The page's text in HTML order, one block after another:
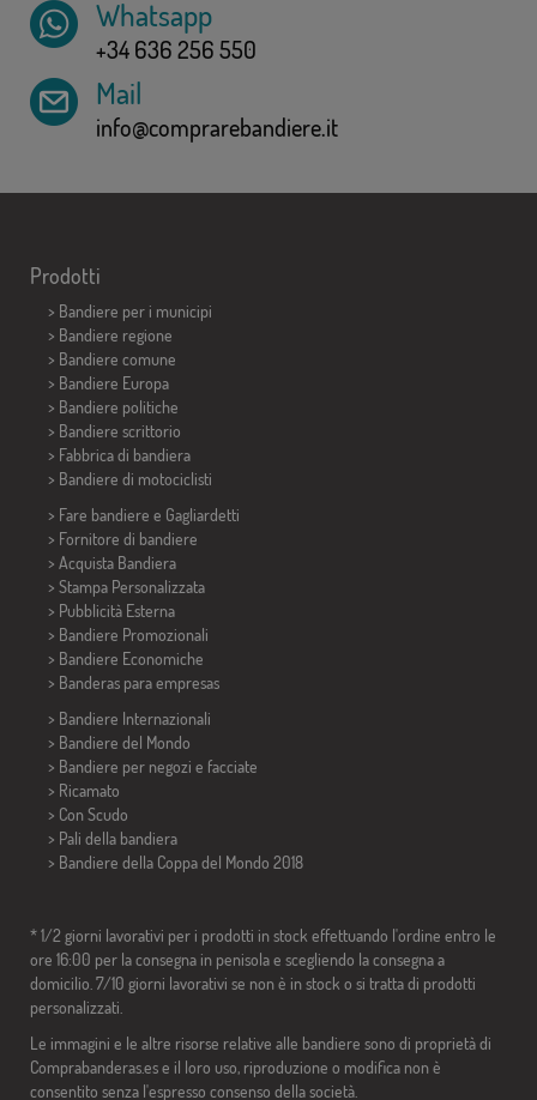
Whatsapp
+34 636 256 550
Mail
info@comprarebandiere.it
Prodotti
> Bandiere per i municipi
> Bandiere regione
> Bandiere comune
> Bandiere Europa
> Bandiere politiche
> Bandiere scrittorio
> Fabbrica di bandiera
> Bandiere di motociclisti
> Fare bandiere e Gagliardetti
> Fornitore di bandiere
> Acquista Bandiera
> Stampa Personalizzata
> Pubblicità Esterna
> Bandiere Promozionali
> Bandiere Economiche
> Banderas para empresas
> Bandiere Internazionali
> Bandiere del Mondo
> Bandiere per negozi e facciate
> Ricamato
> Con Scudo
> Pali della bandiera
> Bandiere della Coppa del Mondo 2018
* 1/2 giorni lavorativi per i prodotti in stock effettuando l'ordine entro le
ore 16:00 per la consegna in penisola e scegliendo la consegna a
domicilio. 7/10 giorni lavorativi se non è in stock o si tratta di prodotti
personalizzati.
Le immagini e le altre risorse relative alle bandiere sono di proprietà di
Comprabanderas.es e il loro uso, riproduzione o modifica non è
consentito senza l'espresso consenso della società.